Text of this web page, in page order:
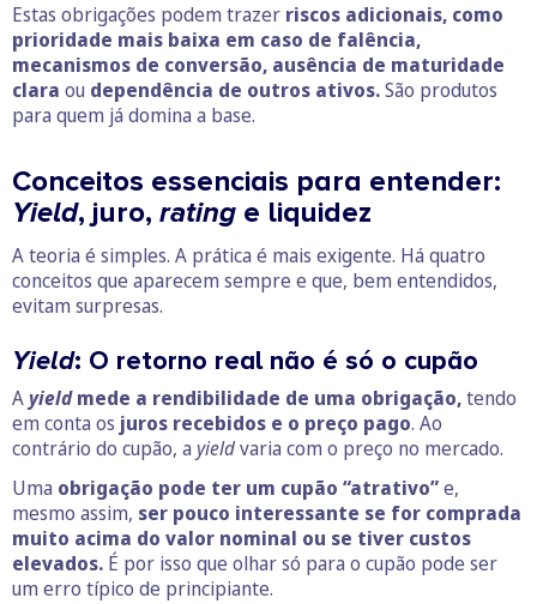
Estas obrigações podem trazer riscos adicionais, como
prioridade mais baixa em caso de falência,
mecanismos de conversão, ausência de maturidade
clara ou dependência de outros ativos.São produtos
para quem já domina a base.
Conceitos essenciais para entender:
Yield, juro, rating e liquidez
A teoria é simples. A prática é mais exigente. Há quatro
conceitos que aparecem sempre e que, bem entendidos,
evitam surpresas.
Yield: O retorno real não é só o cupão
A yield mede a rendibilidade de uma obrigação,tendo
em conta os juros recebidos e o preço pago. Ao
contrário do cupão, a yieldvaria com o preço no mercado.
Uma obrigação pode ter um cupão “atrativo”e,
mesmo assim, ser pouco interessante se for comprada
muito acima do valor nominal ou se tiver custos
elevados. É por isso que olhar só para o cupão pode ser
um erro típico de principiante.